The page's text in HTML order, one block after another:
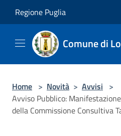
Regione Puglia
Comune di
Home > Novità > Avvisi >
Avviso Pubblico:
della Commissione Consultiva